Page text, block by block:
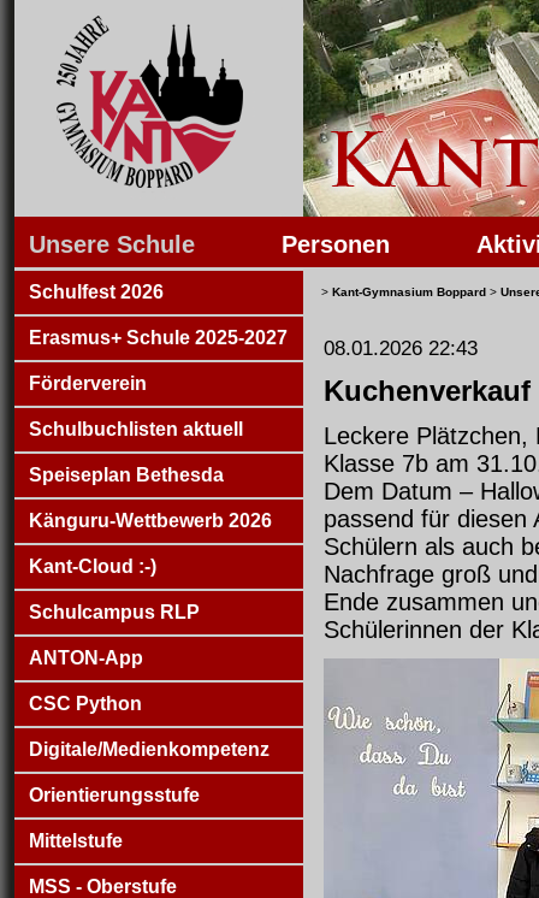
Unsere Schule Personen
Schulfest 2026
Erasmus+ Schule 2025-2027
Förderverein
Schulbuchlisten aktuell
Speiseplan Bethesda
Känguru-Wettbewerb 2026
Kant-Cloud :-)
Schulcampus RLP
ANTON-App
CSC Python
Digitale/Medienkompetenz
Orientierungsstufe
Mittelstufe
MSS - Oberstufe
> Kant-Gymnasium Boppard >
08.01.2026 22:43
Leckere Plätzchen,
Klasse 7b am
Dem Datum –
passend für diesen
Schülern als auch
Nachfrage groß
Ende zusammen
Schülerinnen der